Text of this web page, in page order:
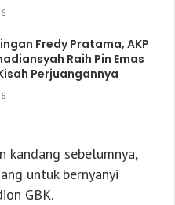
Fredy Pratama, AKP
Raih Pin Emas
Perjuangannya
kandang sebelumnya,
untuk bernyanyi
GBK.